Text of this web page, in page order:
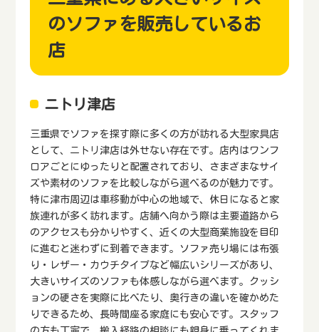
のソファを販売しているお
店
ニトリ津店
三重県でソファを探す際に多くの方が訪れる大型家具店
として、ニトリ津店は外せない存在です。店内はワンフ
ロアごとにゆったりと配置されており、さまざまなサイ
ズや素材のソファを比較しながら選べるのが魅力です。
特に津市周辺は車移動が中心の地域で、休日になると家
族連れが多く訪れます。店舗へ向かう際は主要道路から
のアクセスも分かりやすく、近くの大型商業施設を目印
に進むと迷わずに到着できます。ソファ売り場には布張
り・レザー・カウチタイプなど幅広いシリーズがあり、
大きいサイズのソファも体感しながら選べます。クッシ
ョンの硬さを実際に比べたり、奥行きの違いを確かめた
りできるため、長時間座る家庭にも安心です。スタッフ